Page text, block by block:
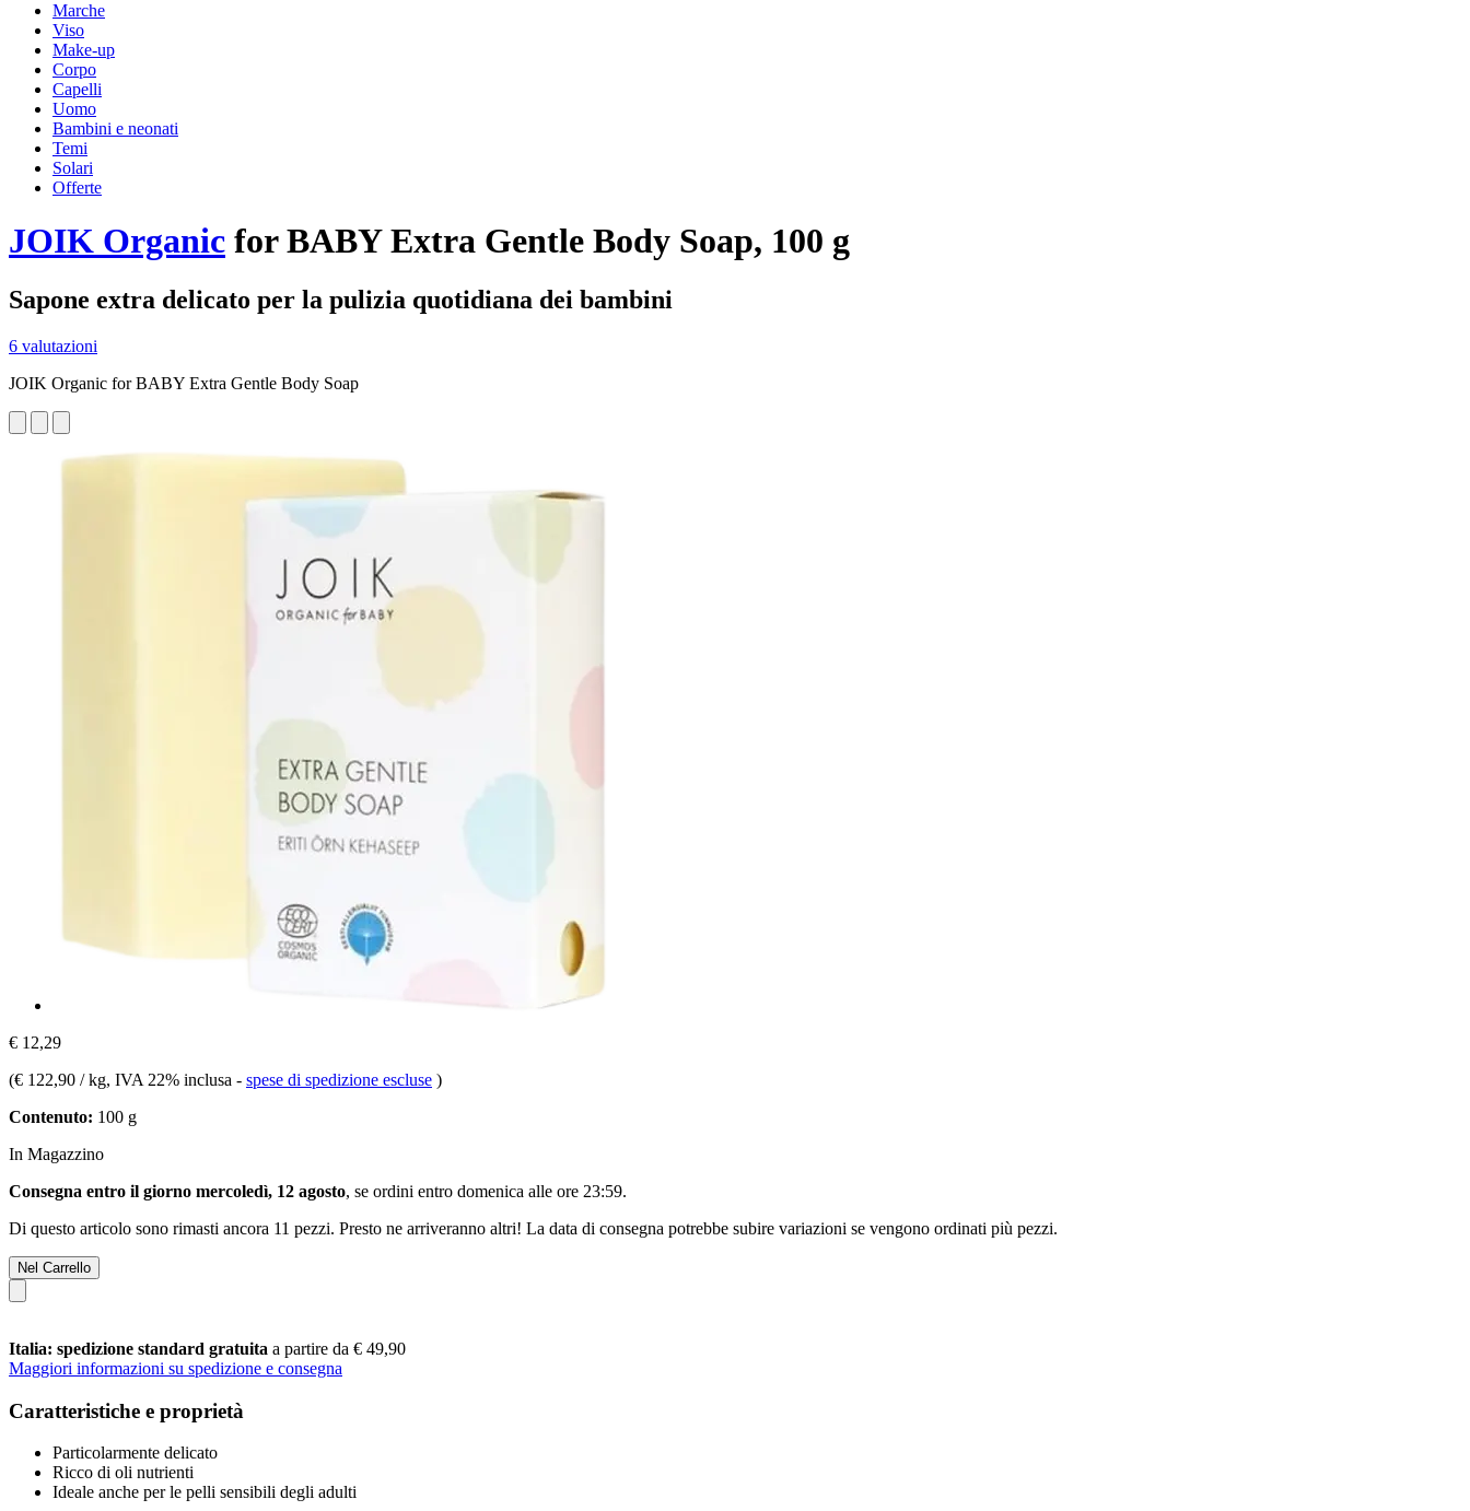
Marche
Viso
Make-up
Corpo
Capelli
Uomo
Bambini e neonati
Temi
Solari
Offerte
JOIK Organic for BABY Extra Gentle Body Soap, 100 g
Sapone extra delicato per la pulizia quotidiana dei bambini
6 valutazioni
JOIK Organic for BABY Extra Gentle Body Soap
€ 12,29
(€ 122,90 / kg, IVA 22% inclusa - spese di spedizione escluse )
Contenuto: 100 g
In Magazzino
Consegna entro il giorno mercoledì, 12 agosto, se ordini entro domenica alle ore 23:59.
Di questo articolo sono rimasti ancora 11 pezzi. Presto ne arriveranno altri! La data di consegna potrebbe subire variazioni se vengono ordinati più pezzi.
Nel Carrello
Italia: spedizione standard gratuita a partire da € 49,90
Maggiori informazioni su spedizione e consegna
Caratteristiche e proprietà
Particolarmente delicato
Ricco di oli nutrienti
Ideale anche per le pelli sensibili degli adulti